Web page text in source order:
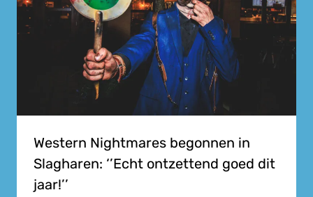
Western Nightmares begonnen in
Slagharen: ‘’Echt ontzettend goed dit
jaar!’’